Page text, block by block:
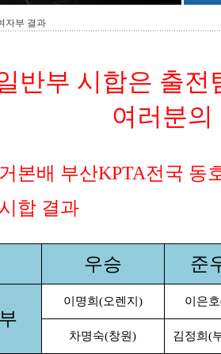
자부 결과
반부 시합은 출전
여러분의
본배 부산KPTA전국 동
합 결과
우승 준
이명희(오렌지) 이은
차명숙(창원) 김정희(